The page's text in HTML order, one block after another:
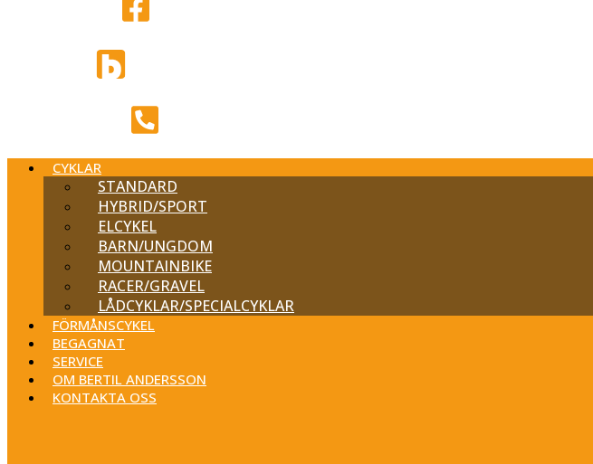
CYKLAR
STANDARD
HYBRID/SPORT
ELCYKEL
BARN/UNGDOM
MOUNTAINBIKE
RACER/GRAVEL
LÅDCYKLAR/SPECIALCYKLAR
FÖRMÅNSCYKEL
BEGAGNAT
SERVICE
OM BERTIL ANDERSSON
KONTAKTA OSS